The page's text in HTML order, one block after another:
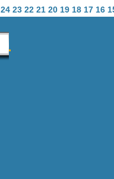
24 23 22 21 20 19 18 17 16